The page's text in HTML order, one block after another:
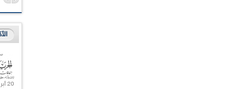
20 أبريل 2021 |